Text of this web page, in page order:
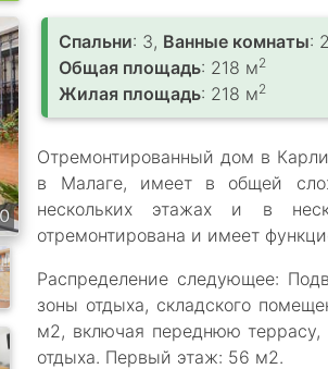
Спальни: 3, Ванные комнаты: 2
Общая площадь: 218 м2
Жилая площадь: 218 м2
Отремонтированный дом в
в Малаге, имеет в общей
нескольких этажах и в
отремонтирована и имеет
Распределение следующее:
зоны отдыха, складского
м2, включая переднюю
отдыха. Первый этаж: 56 м2.